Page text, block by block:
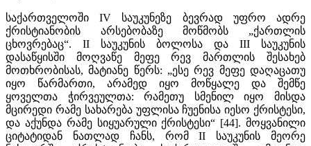
საქართველოში IV საუკუნეზე ბევრად უფრო ადრე
ქრისტიანობის არსებობაზე მოწმობს „ქართლის
ცხოვრებაც“. II საუკუნის ბოლოსა და III საუკუნის
დასაწყისში მოღვაწე მეფე რევ მართლის შესახებ
მოთხრობისას, მატიანე წერს: „ესე რევ მეფე დაღაცათუ
იყო წარმართი, არამედ იყო მოწყალე და შემწე
ყოველთა ჭირვეულთა: რამეთუ სმენილ იყო მისდა
მცირედი რამე სახარება უფლისა ჩუენისა იესო ქრისტესი,
და აქუნდა რამე სიყუარული ქრისტესი“ [44]. მოყვანილი
ციტატიდან ნათლად ჩანს, რომ II საუკუნის მეორე